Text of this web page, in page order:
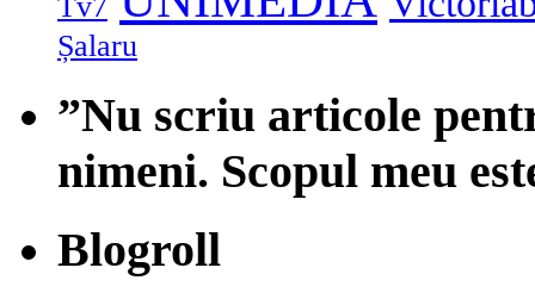
Șalaru
”Nu scriu articole
nimeni. Scopul meu
Blogroll